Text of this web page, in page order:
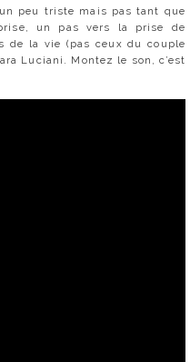
peu triste mais pas tant que
un pas vers la prise de
de la vie (pas ceux du couple
Luciani. Montez le son, c’est